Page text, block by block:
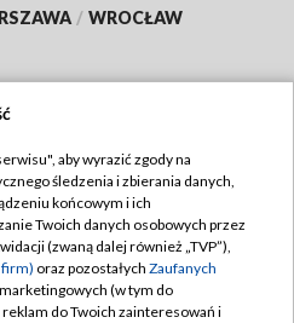
/ WROCŁAW
TVP
TVP
prywatności
zgody
aby wyrazić zgody na
śledzenia i zbierania danych,
końcowym i ich
Twoich danych osobowych przez
(zwaną dalej również „TVP”),
firm) oraz pozostałych Zaufanych
(w tym do
do Twoich zainteresowań i